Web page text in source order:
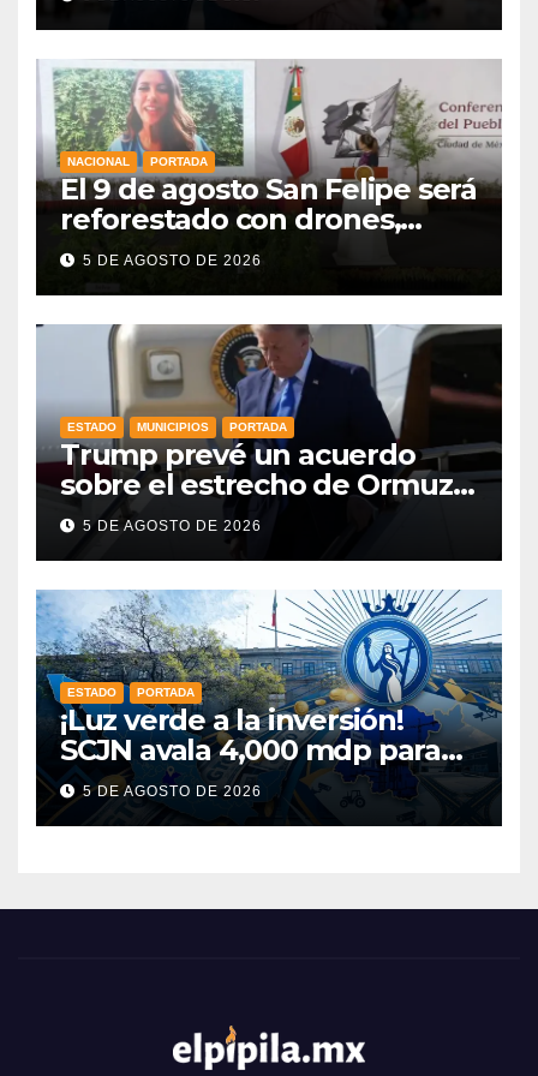
la niñez
NACIONAL PORTADA
El 9 de agosto San Felipe será
reforestado con drones,
como parte de la Jornada
Nacional a la que se suma
5 DE AGOSTO DE 2026
ESTADO MUNICIPIOS PORTADA
Trump prevé un acuerdo
sobre el estrecho de Ormuz
esta misma semana
5 DE AGOSTO DE 2026
ESTADO PORTADA
¡Luz verde a la inversión!
SCJN avala 4,000 mdp para
Guanajuato: ¿en qué se usará
este dinero?
5 DE AGOSTO DE 2026